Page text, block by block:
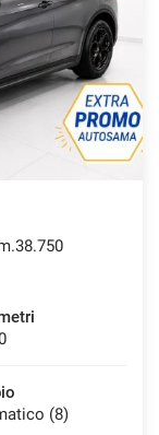
(8)
utente